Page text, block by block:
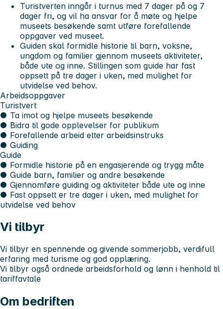
Turistverten inngår i turnus med 7 dager på og 7
dager fri, og vil ha ansvar for å møte og hjelpe
museets besøkende samt utføre forefallende
oppgaver ved museet.
Guiden skal formidle historie til barn, voksne,
ungdom og familier gjennom museets aktiviteter,
både ute og inne. Stillingen som guide har fast
oppsett på tre dager i uken, med mulighet for
utvidelse ved behov.
Arbeidsoppgaver
Turistvert
● Ta imot og hjelpe museets besøkende
● Bidra til gode opplevelser for publikum
● Forefallende arbeid etter arbeidsinstruks
● Guiding
Guide
● Formidle historie på en engasjerende og trygg måte
● Guide barn, familier og andre besøkende
● Gjennomføre guiding og aktiviteter både ute og inne
● Fast oppsett er tre dager i uken, med mulighet for
utvidelse ved behov
Vi tilbyr
Vi tilbyr en spennende og givende sommerjobb, verdifull
erfaring med turisme og god opplæring.
Vi tilbyr også ordnede arbeidsforhold og lønn i henhold til
tariffavtale
Om bedriften